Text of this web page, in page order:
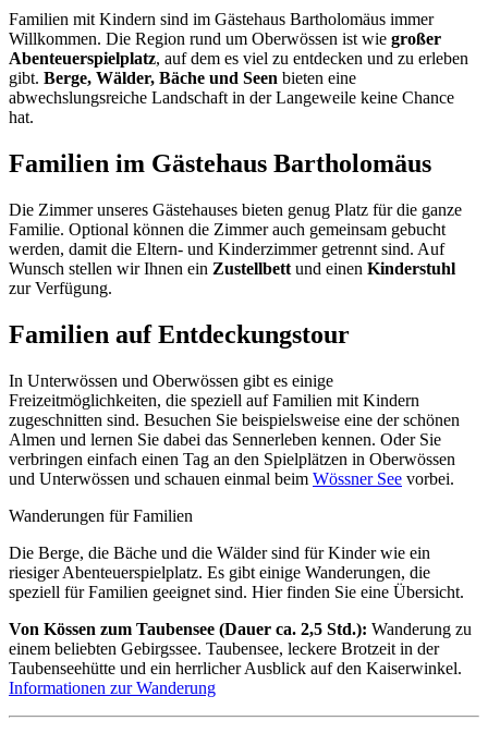
Familien mit Kindern sind im Gästehaus Bartholomäus immer
Willkommen. Die Region rund um Oberwössen ist wie großer
Abenteuerspielplatz, auf dem es viel zu entdecken und zu erleben
gibt. Berge, Wälder, Bäche und Seen bieten eine
abwechslungsreiche Landschaft in der Langeweile keine Chance
hat.
Familien im Gästehaus Bartholomäus
Die Zimmer unseres Gästehauses bieten genug Platz für die ganze
Familie. Optional können die Zimmer auch gemeinsam gebucht
werden, damit die Eltern- und Kinderzimmer getrennt sind. Auf
Wunsch stellen wir Ihnen ein Zustellbett und einen Kinderstuhl
zur Verfügung.
Familien auf Entdeckungstour
In Unterwössen und Oberwössen gibt es einige
Freizeitmöglichkeiten, die speziell auf Familien mit Kindern
zugeschnitten sind. Besuchen Sie beispielsweise eine der schönen
Almen und lernen Sie dabei das Sennerleben kennen. Oder Sie
verbringen einfach einen Tag an den Spielplätzen in Oberwössen
und Unterwössen und schauen einmal beim Wössner See vorbei.
Wanderungen für Familien
Die Berge, die Bäche und die Wälder sind für Kinder wie ein
riesiger Abenteuerspielplatz. Es gibt einige Wanderungen, die
speziell für Familien geeignet sind. Hier finden Sie eine Übersicht.
Von Kössen zum Taubensee (Dauer ca. 2,5 Std.): Wanderung zu
einem beliebten Gebirgssee. Taubensee, leckere Brotzeit in der
Taubenseehütte und ein herrlicher Ausblick auf den Kaiserwinkel.
Informationen zur Wanderung